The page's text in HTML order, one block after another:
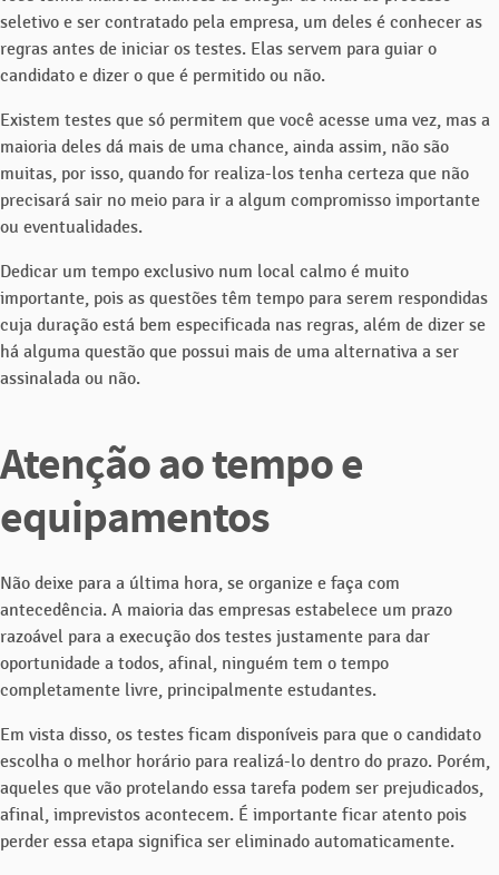
seletivo e ser contratado pela empresa, um deles é conhecer as
regras antes de iniciar os testes. Elas servem para guiar o
candidato e dizer o que é permitido ou não.
Existem testes que só permitem que você acesse uma vez, mas a
maioria deles dá mais de uma chance, ainda assim, não são
muitas, por isso, quando for realiza-los tenha certeza que não
precisará sair no meio para ir a algum compromisso importante
ou eventualidades.
Dedicar um tempo exclusivo num local calmo é muito
importante, pois as questões têm tempo para serem respondidas
cuja duração está bem especificada nas regras, além de dizer se
há alguma questão que possui mais de uma alternativa a ser
assinalada ou não.
Atenção ao tempo e
equipamentos
Não deixe para a última hora, se organize e faça com
antecedência. A maioria das empresas estabelece um prazo
razoável para a execução dos testes justamente para dar
oportunidade a todos, afinal, ninguém tem o tempo
completamente livre, principalmente estudantes.
Em vista disso, os testes ficam disponíveis para que o candidato
escolha o melhor horário para realizá-lo dentro do prazo. Porém,
aqueles que vão protelando essa tarefa podem ser prejudicados,
afinal, imprevistos acontecem. É importante ficar atento pois
perder essa etapa significa ser eliminado automaticamente.